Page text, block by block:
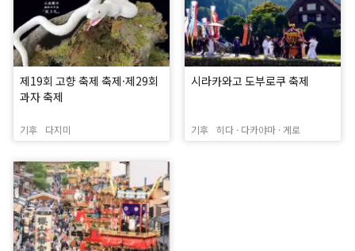
제19회 고향 축제 축제·제29회
과자 축제
기후 다지미
시라카와고 도부로쿠 축제
기후 히다 · 다카야마 · 게로